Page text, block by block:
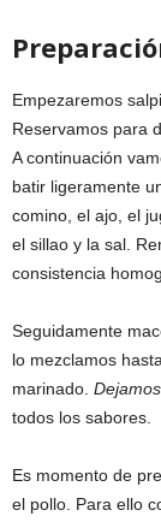
Empezaremos
Reservamos para
A continuación
batir ligeramente
comino, el ajo, el
el sillao y la sal.
consistencia
Seguidamente
lo mezclamos
marinado.
todos los sabores.
Es momento de
el pollo. Para ello